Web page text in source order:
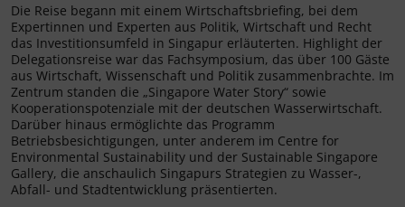
Die Reise begann mit einem Wirtschaftsbriefing, bei dem
Expertinnen und Experten aus Politik, Wirtschaft und Recht
das Investitionsumfeld in Singapur erläuterten. Highlight der
Delegationsreise war das Fachsymposium, das über 100 Gäste
aus Wirtschaft, Wissenschaft und Politik zusammenbrachte. Im
Zentrum standen die „Singapore Water Story“ sowie
Kooperationspotenziale mit der deutschen Wasserwirtschaft.
Darüber hinaus ermöglichte das Programm
Betriebsbesichtigungen, unter anderem im Centre for
Environmental Sustainability und der Sustainable Singapore
Gallery, die anschaulich Singapurs Strategien zu Wasser-,
Abfall- und Stadtentwicklung präsentierten.